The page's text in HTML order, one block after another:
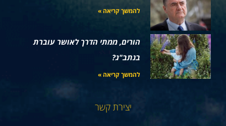
להמשך קריאה »
הורים, ממתי הדרך לאושר עוברת
בנתב"ג?
להמשך קריאה »
יצירת קשר